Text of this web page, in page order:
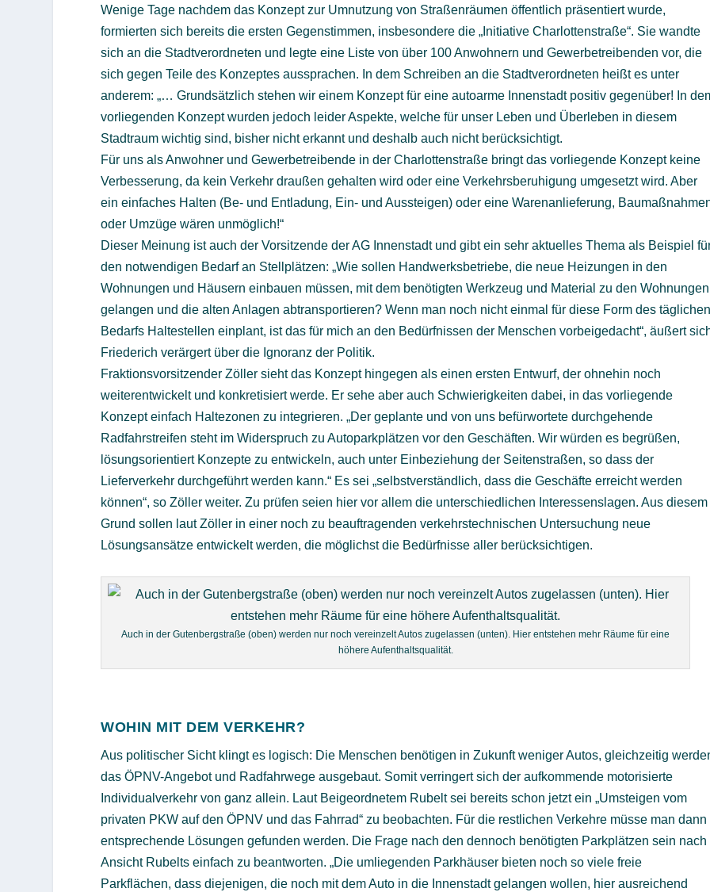
Wenige Tage nachdem das Konzept zur Umnutzung von Straßenräumen öffentlich präsentiert wurde,
formierten sich bereits die ersten Gegenstimmen, insbesondere die „Initiative Charlottenstraße“. Sie wandte
sich an die Stadtverordneten und legte eine Liste von über 100 Anwohnern und Gewerbetreibenden vor, die
sich gegen Teile des Konzeptes aussprachen. In dem Schreiben an die Stadtverordneten heißt es unter
anderem: „… Grundsätzlich stehen wir einem Konzept für eine autoarme Innenstadt positiv gegenüber! In
vorliegenden Konzept wurden jedoch leider Aspekte, welche für unser Leben und Überleben in diesem
Stadtraum wichtig sind, bisher nicht erkannt und deshalb auch nicht berücksichtigt.
Für uns als Anwohner und Gewerbetreibende in der Charlottenstraße bringt das vorliegende Konzept keine
Verbesserung, da kein Verkehr draußen gehalten wird oder eine Verkehrsberuhigung umgesetzt wird. Aber
ein einfaches Halten (Be- und Entladung, Ein- und Aussteigen) oder eine Warenanlieferung,
oder Umzüge wären unmöglich!“
Dieser Meinung ist auch der Vorsitzende der AG Innenstadt und gibt ein sehr aktuelles Thema als Beispiel
den notwendigen Bedarf an Stellplätzen: „Wie sollen Handwerksbetriebe, die neue Heizungen in den
Wohnungen und Häusern einbauen müssen, mit dem benötigten Werkzeug und Material zu den Wohnungen
gelangen und die alten Anlagen abtransportieren? Wenn man noch nicht einmal für diese Form des
Bedarfs Haltestellen einplant, ist das für mich an den Bedürfnissen der Menschen vorbeigedacht“, äußert
Friederich verärgert über die Ignoranz der Politik.
Fraktionsvorsitzender Zöller sieht das Konzept hingegen als einen ersten Entwurf, der ohnehin noch
weiterentwickelt und konkretisiert werde. Er sehe aber auch Schwierigkeiten dabei, in das vorliegende
Konzept einfach Haltezonen zu integrieren. „Der geplante und von uns befürwortete durchgehende
Radfahrstreifen steht im Widerspruch zu Autoparkplätzen vor den Geschäften. Wir würden es begrüßen,
lösungsorientiert Konzepte zu entwickeln, auch unter Einbeziehung der Seitenstraßen, so dass der
Lieferverkehr durchgeführt werden kann.“ Es sei „selbstverständlich, dass die Geschäfte erreicht werden
können“, so Zöller weiter. Zu prüfen seien hier vor allem die unterschiedlichen Interessenslagen. Aus diesem
Grund sollen laut Zöller in einer noch zu beauftragenden verkehrstechnischen Untersuchung neue
Lösungsansätze entwickelt werden, die möglichst die Bedürfnisse aller berücksichtigen.
Auch in der Gutenbergstraße (oben) werden nur noch vereinzelt Autos zugelassen (unten). Hier entstehen mehr Räume für eine
höhere Aufenthaltsqualität.
WOHIN MIT DEM VERKEHR?
Aus politischer Sicht klingt es logisch: Die Menschen benötigen in Zukunft weniger Autos, gleichzeitig
das ÖPNV-Angebot und Radfahrwege ausgebaut. Somit verringert sich der aufkommende motorisierte
Individualverkehr von ganz allein. Laut Beigeordnetem Rubelt sei bereits schon jetzt ein „Umsteigen vom
privaten PKW auf den ÖPNV und das Fahrrad“ zu beobachten. Für die restlichen Verkehre müsse man dann
entsprechende Lösungen gefunden werden. Die Frage nach den dennoch benötigten Parkplätzen sein nach
Ansicht Rubelts einfach zu beantworten. „Die umliegenden Parkhäuser bieten noch so viele freie
Parkflächen, dass diejenigen, die noch mit dem Auto in die Innenstadt gelangen wollen, hier ausreichend